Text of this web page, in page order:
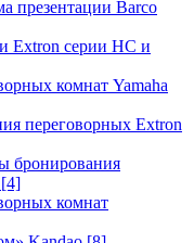
презентации Barco
Extron серии HC и
комнат Yamaha
переговорных Extron
бронирования
[4]
комнат